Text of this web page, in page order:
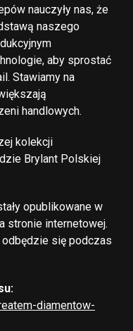
nauczyły nas, że
naszego
aby sprostać
Stawiamy na
handlowych.
kolekcji
Brylant Polskiej
opublikowane w
stronie internetowej.
odbędzie się podczas
diamentow-